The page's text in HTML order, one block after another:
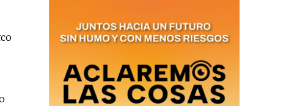
últimas
diario y recibe todas las
de daños en tu correo